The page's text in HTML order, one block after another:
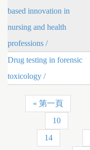
based innovation in
nursing and health
professions /
Drug testing in forensic
toxicology /
« 第一頁
10
14